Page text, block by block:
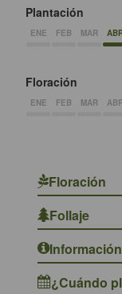
Plantación
ENE FEB MAR
Floración
ENE FEB MAR
Floración
Follaje
¿Cuándo